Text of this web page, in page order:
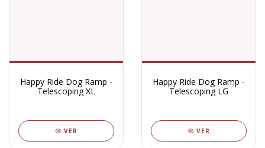
Happy Ride Dog Ramp -
Telescoping XL
VER
Happy Ride Dog Ramp -
Telescoping LG
VER